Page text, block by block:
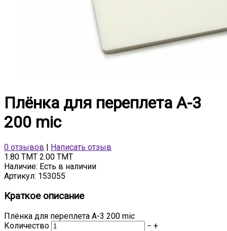
Плёнка для переплета А-3
200 mic
0 отзывов
Написать отзыв
1.80 TMT 2.00 TMT
Наличие: Есть в наличии
Артикул: 153055
Краткое описание
Плёнка для переплета А-3 200 mic
Количество
− +